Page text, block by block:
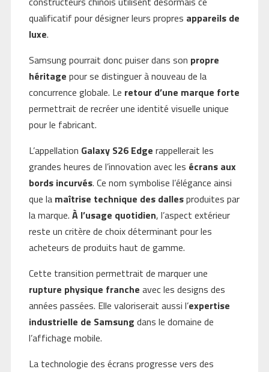
qualificatif pour désigner leurs propres appareils de
luxe.
Samsung pourrait donc puiser dans son propre
héritage pour se distinguer à nouveau de la
concurrence globale. Le retour d’une marque forte
permettrait de recréer une identité visuelle unique
pour le fabricant.
L’appellation Galaxy S26 Edge rappellerait les
grandes heures de l’innovation avec les écrans aux
bords incurvés. Ce nom symbolise l’élégance ainsi
que la maîtrise technique des dallesproduites par
la marque. À l’usage quotidien, l’aspect extérieur
reste un critère de choix déterminant pour les
acheteurs de produits haut de gamme.
Cette transition permettrait de marquer une
rupture physique franche avec les designs des
années passées. Elle valoriserait aussi l’expertise
industrielle de Samsung dans le domaine de
l’affichage mobile.
La technologie des écrans progresse vers des